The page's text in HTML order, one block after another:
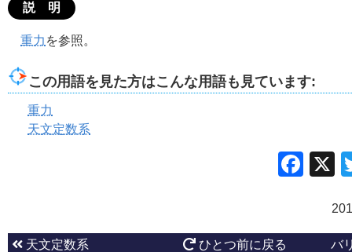
説 明
重力 を参照。
この用語を見た方はこんな用語も見ています:
重力
天文定数系
天文定数系 ひとつ前に戻る バ